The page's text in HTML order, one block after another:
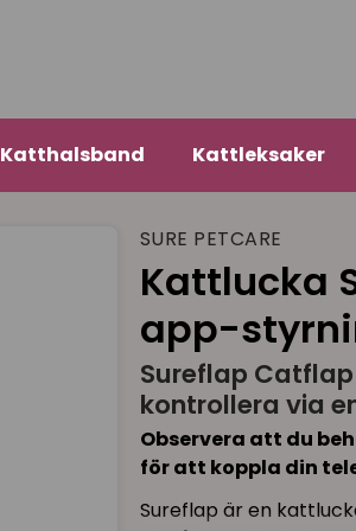
Katthalsband Kattleksaker
SURE PETCARE
Kattlucka
app-
Sureflap
kontrollera via
Observera att du
för att koppla din
Sureflap är en